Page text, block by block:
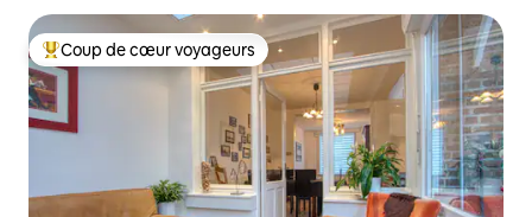
Coups de cœur voyageurs les plus appréciés
Coup de cœur voyageurs